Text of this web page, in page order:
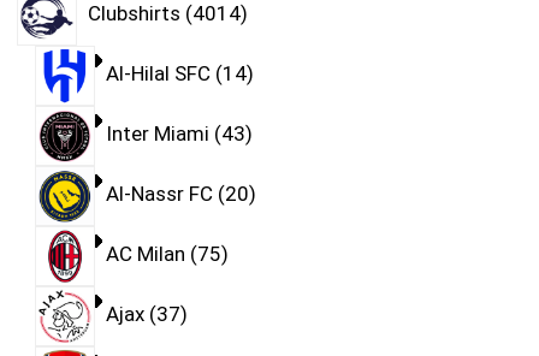
Clubshirts 4014
Al-Hilal SFC 14
Inter Miami 43
Al-Nassr FC 20
AC Milan 75
Ajax 37